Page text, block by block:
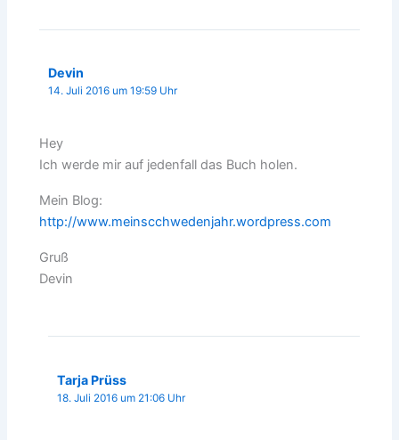
Devin
14. Juli 2016 um 19:59 Uhr
Hey
Ich werde mir auf jedenfall das Buch holen.
Mein Blog:
http://www.meinscchwedenjahr.wordpress.com
Gruß
Devin
Tarja Prüss
18. Juli 2016 um 21:06 Uhr